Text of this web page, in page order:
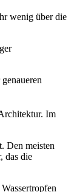
wenig über die
Im
Den meisten
das die